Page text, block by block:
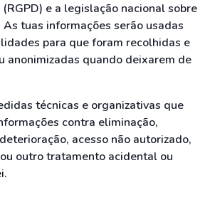
e a legislação nacional sobre
tuas informações serão usadas
para que foram recolhidas e
anonimizadas quando deixarem de
técnicas e organizativas que
contra eliminação,
acesso não autorizado,
outro tratamento acidental ou